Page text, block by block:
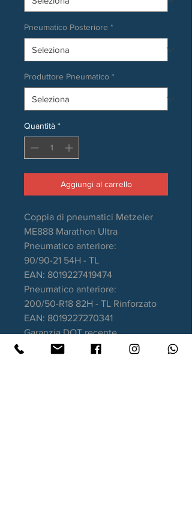
Pneumatico Posteriore *
Produttore Pneumatico *
Quantità *
Aggiungi al carrello
Coppia di pneumatici Metzeler
ME888 Marathon Ultra
Pneumatico anteriore:
90/90-21 54H - TL
EAN: 8019227419474
Pneumatico anteriore:
200/50-R18 82H - TL Rinforzato
EAN: 8019227270341
Garanzia DOT recente